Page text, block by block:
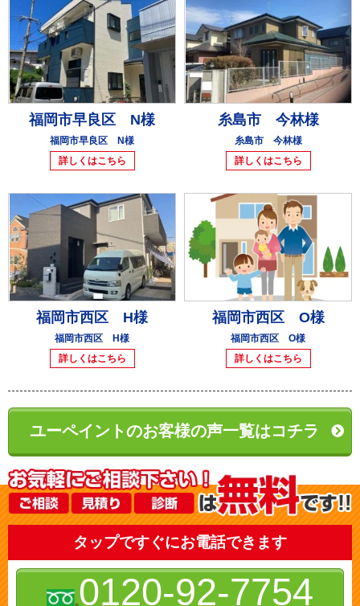
福岡市早良区 N様
福岡市早良区 N様
詳しくはこちら
糸島市 今林様
糸島市 今林様
詳しくはこちら
福岡市西区 H様
福岡市西区 H様
詳しくはこちら
福岡市西区 O様
福岡市西区 O様
詳しくはこちら
ユーペイントのお客様の声一覧はコチラ
タップですぐにお電話できます
0120-92-7754